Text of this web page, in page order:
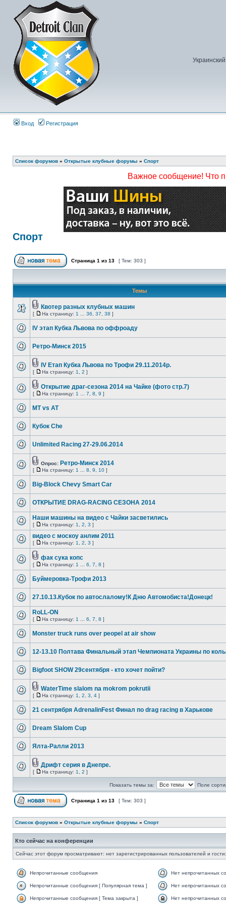
Вход Регистрация
Список форумов » Открытые клубные форумы » Спорт
Важное сообщение! Что
Спорт
Страница 1 из 13 [ Тем: 303 ]
Темы
Квотер разных клубных машин
[ На страницу: 1 36 37 38 ]
IV этап Кубка Львова по оффроаду
Ретро-Минск 2015
IV Етап Кубка Львова по Трофи 29.11.2014р.
[ На страницу: 1 2 ]
Открытие драг-сезона 2014 на Чайке (фото стр.7)
[ На страницу: 1 7 8 9 ]
MT vs AT
Кубок Che
Unlimited Racing 27-29.06.2014
Опрос: Ретро-Минск 2014
[ На страницу: 1 8 9 10 ]
Big-Block Chevy Smart Car
ОТКРЫТИЕ DRAG-RACING СЕЗОНА 2014
Наши машины на видео с Чайки засветились
[ На страницу: 1 2 3 ]
видео с москоу анлим 2011
[ На страницу: 1 2 3 ]
фак сука копс
[ На страницу: 1 6 7 8 ]
Буймеровка-Трофи 2013
27.10.13.Кубок по автослалому!К Дню Автомобиста!Донецк!
RoLL-ON
[ На страницу: 1 6 7 8 ]
Monster truck runs over peopel at air show
12-13.10 Полтава Финальный этап Чемпионата Украины по
Bigfoot SHOW 29сентября - кто хочет пойти?
WaterTime slalom na mokrom pokrutii
[ На страницу: 1 2 3 4 ]
21 сентрября AdrenalinFest Финал по drag racing в Харькове
Dream Slalom Cup
Ялта-Ралли 2013
Дрифт серия в Днепре.
[ На страницу: 1 2 ]
Показать темы за: Поле
Страница 1 из 13 [ Тем: 303 ]
Список форумов » Открытые клубные форумы » Спорт
Кто сейчас на конференции
Сейчас этот форум просматривают: нет зарегистрированных пользователей и
Непрочитанные сообщения Нет непрочитанных
Непрочитанные сообщения [ Популярная тема ] Нет непрочитанных
Непрочитанные сообщения [ Тема закрыта ] Нет непрочитанных